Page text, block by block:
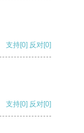
支持[0] 反对[0]
支持[0] 反对[0]